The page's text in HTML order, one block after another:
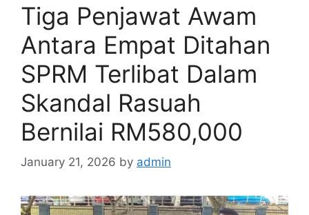
Tiga Penjawat Awam
Antara Empat Ditahan
SPRM Terlibat Dalam
Skandal Rasuah
Bernilai RM580,000
January 21, 2026 by admin